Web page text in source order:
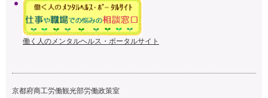
働く人のメンタルヘルス・ポータルサイト
京都府商工労働観光部労働政策室